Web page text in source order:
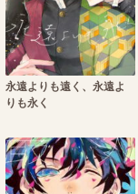
永遠よりも遠く、永遠よ
りも永く